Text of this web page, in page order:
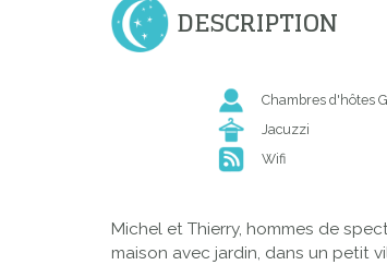
DESCRIPTION
Chambres d'hôtes
Jacuzzi
Wifi
Michel et Thierry, hommes de
maison avec jardin, dans un petit